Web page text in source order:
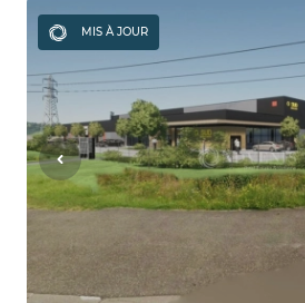
MIS À JOUR